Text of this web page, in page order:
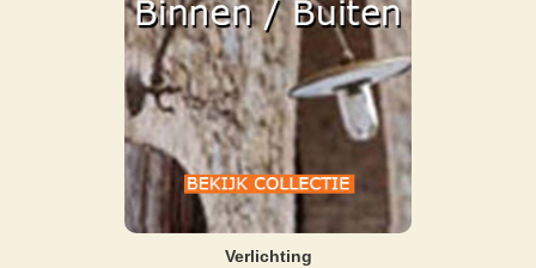
Verlichting